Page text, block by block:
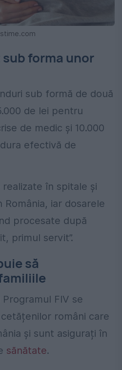
forma unor
sub formă de două
de lei pentru
de medic și 10.000
efectivă de
în spitale și
iar dosarele
procesate după
primul servit”.
să
FIV se
români care
și sunt asigurați în
sănătate.